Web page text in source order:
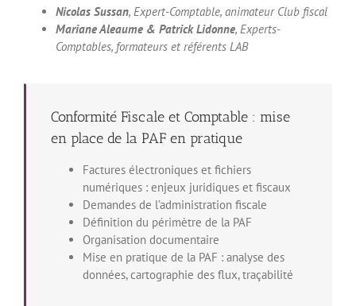
Nicolas Sussan, Expert-Comptable, animateur Club fiscal
Mariane Aleaume & Patrick Lidonne, Experts-
Comptables, formateurs et référents LAB
Conformité Fiscale et Comptable : mise
en place de la PAF en pratique
Factures électroniques et fichiers
numériques : enjeux juridiques et fiscaux
Demandes de l’administration fiscale
Définition du périmètre de la PAF
Organisation documentaire
Mise en pratique de la PAF : analyse des
données, cartographie des flux, traçabilité